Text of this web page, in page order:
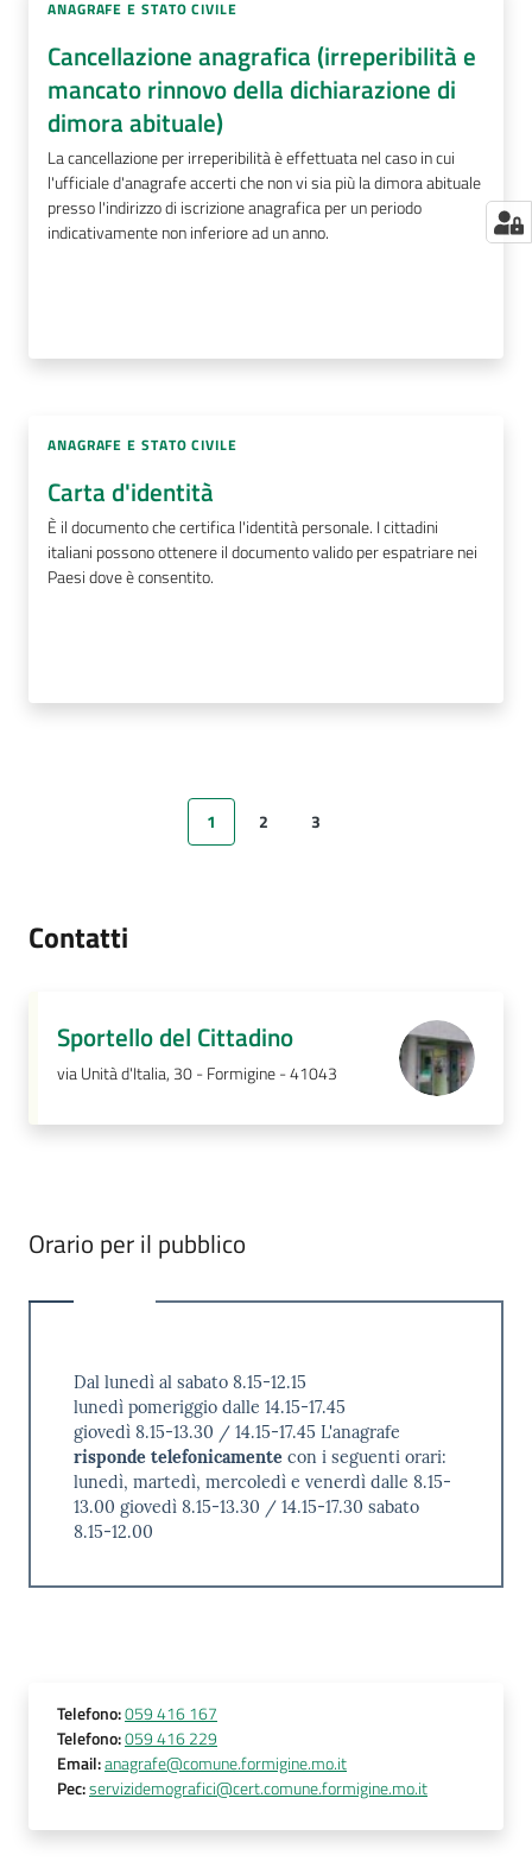
ANAGRAFE E STATO CIVILE
Cancellazione anagrafica (irreperibilità e
mancato rinnovo della dichiarazione di
dimora abituale)
La cancellazione per irreperibilità è effettuata nel caso in cui
l'ufficiale d'anagrafe accerti che non vi sia più la dimora abituale
presso l'indirizzo di iscrizione anagrafica per un periodo
indicativamente non inferiore ad un anno.
ANAGRAFE E STATO CIVILE
Carta d'identità
È il documento che certifica l'identità personale. I cittadini
italiani possono ottenere il documento valido per espatriare nei
Paesi dove è consentito.
Pagina precedente
Pagina
1 Pagina
2 Pagina
3
Contatti
Sportello del Cittadino
via Unità d'Italia, 30 - Formigine - 41043
Orario per il pubblico
Dal lunedì al sabato 8.15-12.15
lunedì pomeriggio dalle 14.15-17.45
giovedì 8.15-13.30 / 14.15-17.45 L'anagrafe
risponde telefonicamentecon i seguenti orari:
lunedì, martedì, mercoledì e venerdì dalle 8.15-
13.00 giovedì 8.15-13.30 / 14.15-17.30 sabato
8.15-12.00
Telefono:059 416 167
Telefono:059 416 229
Email:anagrafe@comune.formigine.mo.it
Pec:servizidemografici@cert.comune.formigine.mo.it